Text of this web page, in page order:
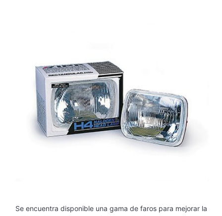
Se encuentra disponible una gama de faros para mejorar la